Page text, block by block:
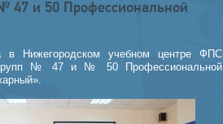
47 и 50 Профессиональной
Нижегородском учебном центре ФПС
групп № 47 и № 50 Профессиональной